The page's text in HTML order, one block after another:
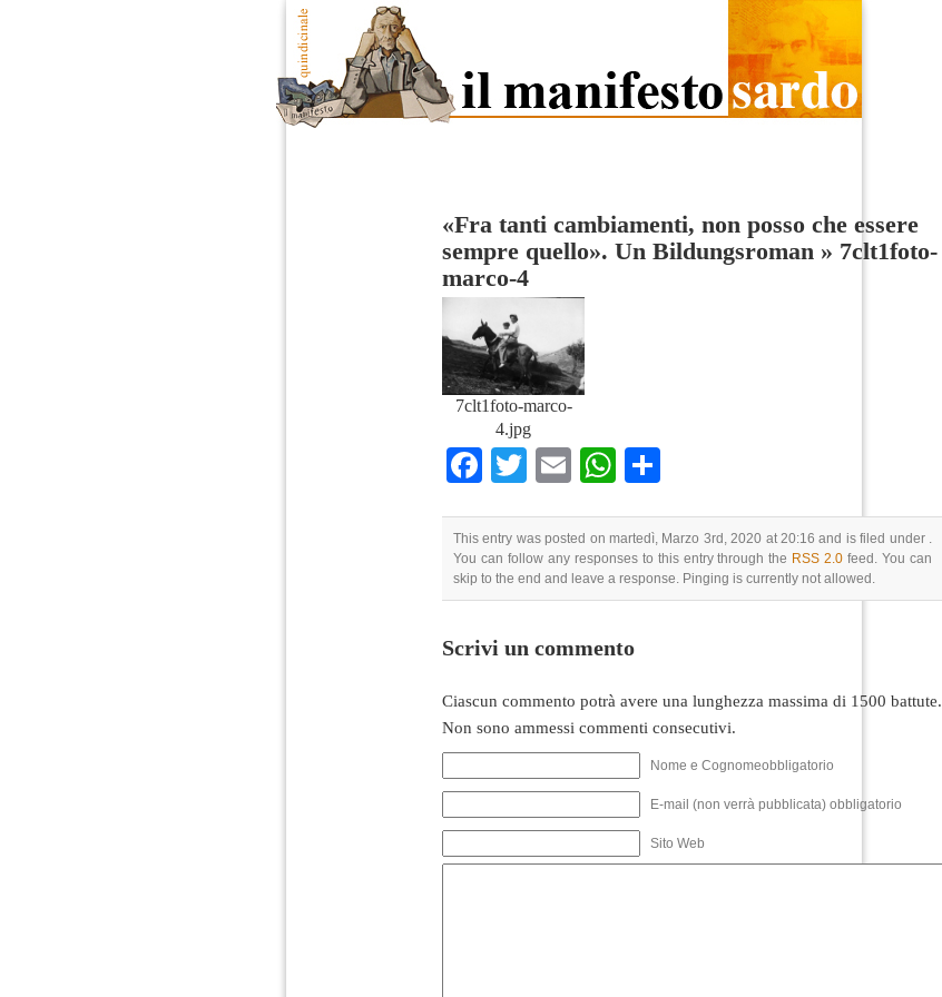
«Fra tanti cambiamenti, non posso che essere
sempre quello». Un Bildungsroman » 7clt1foto-
marco-4
7clt1foto-marco-
4.jpg
Facebook
Twitter
EmailWhatsApp
This entry was posted on martedì, Marzo 3rd, 2020 at 20:16 and is filed under .
You can follow any responses to this entry through the RSS 2.0 feed. You can
skip to the end and leave a response. Pinging is currently not allowed.
Scrivi un commento
Ciascun commento potrà avere una lunghezza massima di 1500 battute.
Non sono ammessi commenti consecutivi.
Nome e Cognomeobbligatorio
E-mail (non verrà pubblicata) obbligatorio
Sito Web